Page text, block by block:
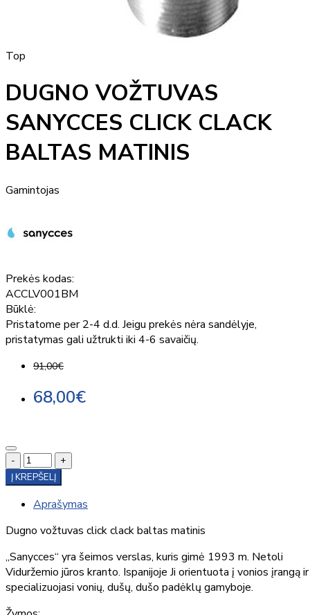
Top
DUGNO VOŽTUVAS
SANYCCES CLICK CLACK
BALTAS MATINIS
Gamintojas
Prekės kodas:
ACCLV001BM
Būklė:
Pristatome per 2-4 d.d. Jeigu prekės nėra sandėlyje,
pristatymas gali užtrukti iki 4-6 savaičių.
91,00€
68,00€
-
+
Į KREPŠELĮ
Aprašymas
Dugno vožtuvas click clack baltas matinis
„Sanycces“ yra šeimos verslas, kuris gimė 1993 m. Netoli
Viduržemio jūros kranto. Ispanijoje Ji orientuota į vonios įrangą ir
specializuojasi vonių, dušų, dušo padėklų gamyboje.